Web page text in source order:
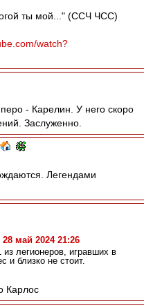
ты мой..." (ССЧ ЧСС)
watch?
- Карелин. У него скоро
Заслуженно.
Легендами
май 2024 21:26
легионеров, игравших в
и близко не стоит.
Карлос